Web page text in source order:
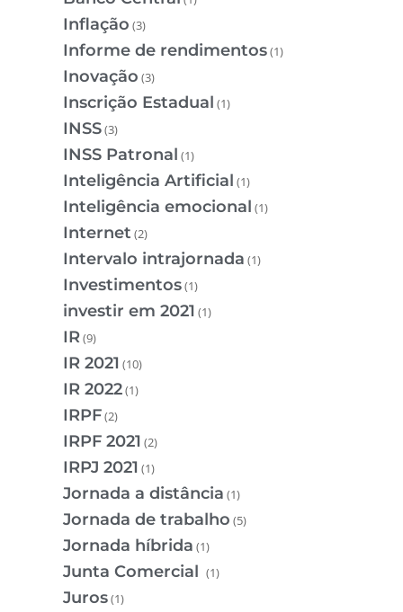
Inflação (3)
Informe de rendimentos(1)
Inovação (3)
Inscrição Estadual (1)
INSS(3)
INSS Patronal (1)
Inteligência Artificial (1)
Inteligência emocional (1)
Internet (2)
Intervalo intrajornada (1)
Investimentos(1)
investir em 2021 (1)
IR(9)
IR 2021 (10)
IR 2022(1)
IRPF(2)
IRPF 2021 (2)
IRPJ 2021 (1)
Jornada a distância (1)
Jornada de trabalho (5)
Jornada híbrida (1)
Junta Comercial (1)
Juros(1)